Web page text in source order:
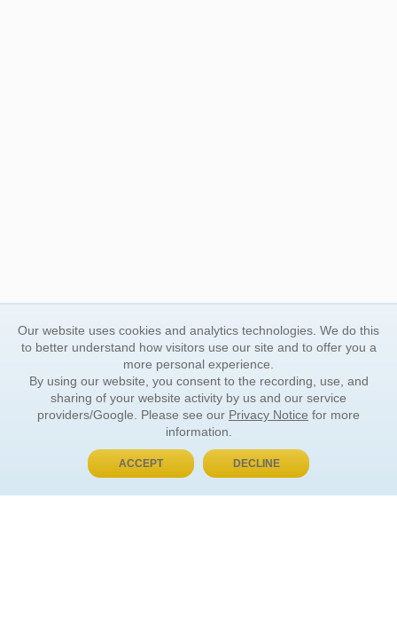
BUY NOW, PAY LATER
Our website uses cookies and analytics technologies. We do this
to better understand how visitors use our site and to offer you a
more personal experience.
By using our website, you consent to the recording, use, and
sharing of your website activity by us and our service
providers/Google. Please see our Privacy Notice for more
information.
ACCEPT DECLINE